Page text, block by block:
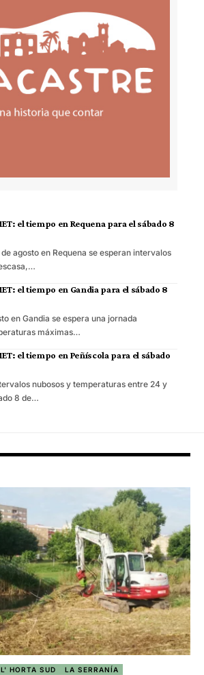
el tiempo en Requena para el sábado 8
agosto en Requena se esperan intervalos
el tiempo en Gandia para el sábado 8
en Gandia se espera una jornada
máximas…
el tiempo en Peñíscola para el sábado
nubosos y temperaturas entre 24 y
8 de…
L' HORTA SUD LA SERRANÍA